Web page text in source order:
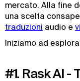
mercato. Alla fine
una scelta
traduzioni audio e
Iniziamo ad
#1. Rask AI